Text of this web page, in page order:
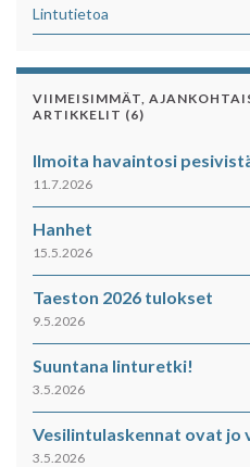
Lintutietoa
VIIMEISIMMÄT,
ARTIKKELIT (6)
Ilmoita havaintosi
11.7.2026
Hanhet
15.5.2026
Taeston 2026 tulokset
9.5.2026
Suuntana linturetki!
3.5.2026
Vesilintulaskennat ovat jo
3.5.2026